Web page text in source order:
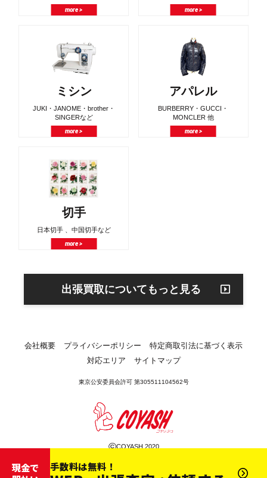
more > more >
ミシン
JUKI・JANOME・brother・
SINGERなど
more >
アパレル
BURBERRY・GUCCI・
MONCLER 他
more >
切手
日本切手 、中国切手など
more >
出張買取についてもっと見る
会社概要 プライバシーポリシー
特定商取引法に基づく表示
対応エリア
サイトマップ
東京公安委員会許可 第305511104562号
©COYASH 2020
現金で
手数料は無料！